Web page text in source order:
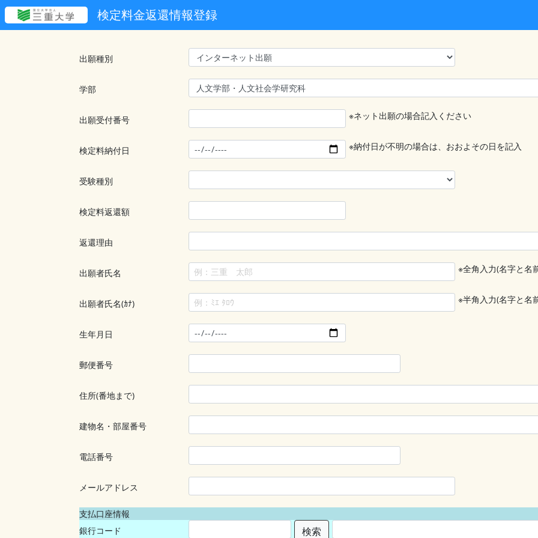
検定料金返還情報登録
出願種別
学部
出願受付番号 ※ネット出願の場合記入ください
検定料納付日 ※納付日が不明の場合は、おおよその日を記入
受験種別
検定料返還額
返還理由
出願者氏名 ※全角入力(名字と名
出願者氏名(ｶﾅ) ※半角入力(名字と名
生年月日
郵便番号
住所(番地まで)
建物名・部屋番号
電話番号
メールアドレス
支払口座情報
銀行コード
検索